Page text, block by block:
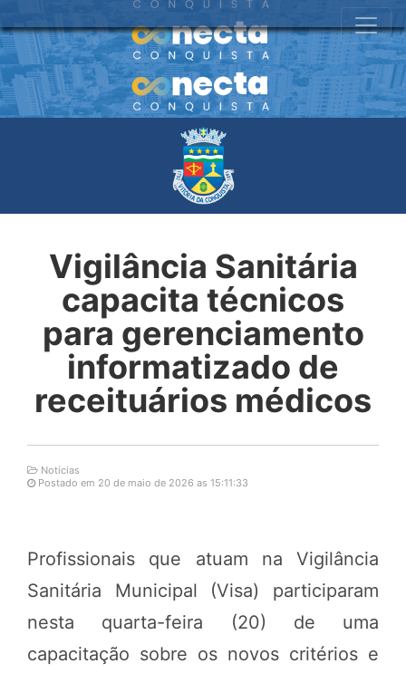
Vigilância Sanitária
capacita técnicos
para gerenciamento
informatizado de
receituários médicos
Notícias
Postado em 20 de maio de 2026 as 15:11:33
Profissionais que atuam na Vigilância
Sanitária Municipal (Visa) participaram
nesta quarta-feira (20) de uma
capacitação sobre os novos critérios e